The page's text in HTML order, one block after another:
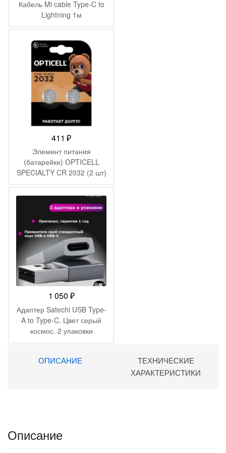
составляла
1
515 ₽.
499 ₽.
Кабель Mi cable Type-C to
Lightning 1м
411₽
Элемент питания
(батарейки) OPTICELL
SPECIALTY CR 2032 (2 шт)
1 050 ₽
Адаптер Satechi USB Type-
A to Type-C. Цвет серый
космос. 2 упаковки
ОПИСАНИЕ
ТЕХНИЧЕСКИЕ
ХАРАКТЕРИСТИКИ
Описание